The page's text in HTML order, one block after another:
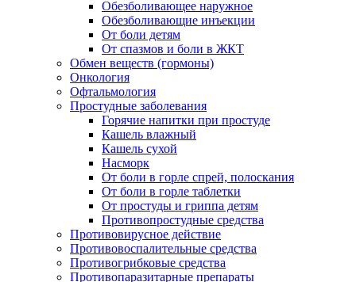
Обезболивающее наружное
Обезболивающие инъекции
От боли детям
От спазмов и боли в ЖКТ
Обмен веществ (гормоны)
Онкология
Офтальмология
Простудные заболевания
Горячие напитки при простуде
Кашель влажный
Кашель сухой
Насморк
От боли в горле спрей, полоскания
От боли в горле таблетки
От простуды и гриппа детям
Противопростудные средства
Противовирусное действие
Противовоспалительные средства
Противогрибковые средства
Противопаразитарные препараты